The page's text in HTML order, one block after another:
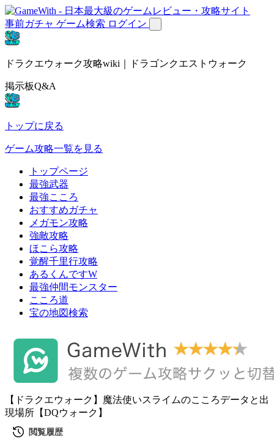
事前ガチャ ゲーム検索 ログイン
ドラクエウォーク攻略wiki｜ドラゴンクエストウォーク
掲示板Q&A
トップに戻る
ゲーム攻略一覧を見る
トップページ
最強武器
最強こころ
おすすめガチャ
メガモン攻略
強敵攻略
ほこら攻略
覚醒千里行攻略
あるくんですW
最強仲間モンスター
こころ道
宝の地図検索
【ドラクエウォーク】魔法使いスライムのこころデータと出
現場所【DQウォーク】